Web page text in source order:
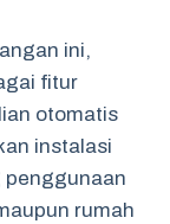
ini,
fitur
otomatis
instalasi
penggunaan
rumah